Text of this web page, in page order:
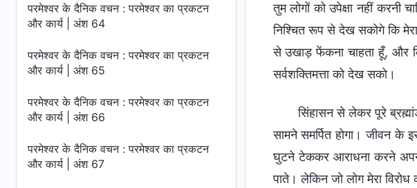
परमेश्वर के दैनिक वचन : परमेश्वर का प्रकटन
और कार्य | अंश 64
परमेश्वर के दैनिक वचन : परमेश्वर का प्रकटन
और कार्य | अंश 65
परमेश्वर के दैनिक वचन : परमेश्वर का प्रकटन
और कार्य | अंश 66
परमेश्वर के दैनिक वचन : परमेश्वर का प्रकटन
और कार्य | अंश 67
तुम लोगों को उपेक्षा नहीं करनी
निश्चित रूप से देख सकोगे कि
से उखाड़ फेंकना चाहता हूँ, और
सर्वशक्तिमत्ता को देख सको।
सिंहासन से लेकर पूरे
सामने समर्पित होगा। जीवन
घुटने टेककर आराधना करने अपने
पाते। लेकिन जो लोग मेरा